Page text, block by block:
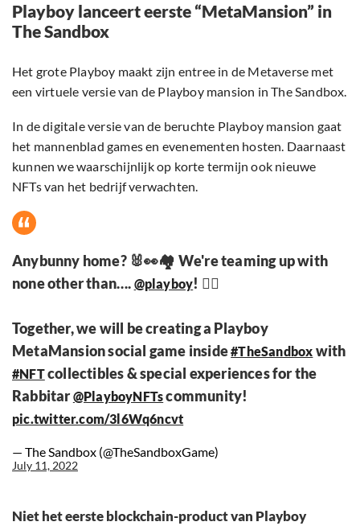
Playboy lanceert eerste “MetaMansion” in
The Sandbox
Het grote Playboy maakt zijn entree in de Metaverse met
een virtuele versie van de Playboy mansion in The Sandbox.
In de digitale versie van de beruchte Playboy mansion gaat
het mannenblad games en evenementen hosten. Daarnaast
kunnen we waarschijnlijk op korte termijn ook nieuwe
NFTs van het bedrijf verwachten.
Anybunny home? 🐰👀🏘 We're teaming up with
none other than…. @playboy! 👯‍♀️
Together, we will be creating a Playboy
MetaMansion social game inside#TheSandbox with
#NFTcollectibles & special experiences for the
Rabbitar@PlayboyNFTscommunity!
pic.twitter.com/3l6Wq6ncvt
— The Sandbox (@TheSandboxGame)
July 11, 2022
Niet het eerste blockchain-product van Playboy